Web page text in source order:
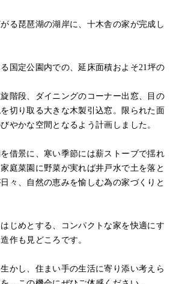
る琵琶湖の湖岸に、十木舎の家が完成し
国定公園内での、延床面積およそ21坪の
階段、ダイニングのコーナー出窓、目の
切り取る大きな木製引込窓。限られた面
やかな空間となるよう計画しました。
借景に、寒い季節には薪ストーブで揺れ
庭菜園に野菜が実れば井戸水で土を落と
々、自然の恵みを愉しむ為の家づくりと
じめとする、コンパクトな家を快適にす
作も見どころです。
かし、住まい手の生活に寄り添い考えら